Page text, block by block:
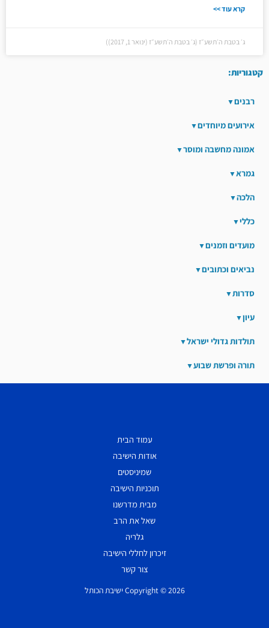
קרא עוד >>
ג׳ בטבת ה׳תשע״ז (ג׳ בטבת ה׳תשע״ז (ינואר 1, 2017))
קטגוריות:
רבנים
אירועים מיוחדים
אמונה מחשבה ומוסר
גמרא
הלכה
כללי
מועדים וזמנים
נביאים וכתובים
סדרות
עיון
תולדות גדולי ישראל
תורה ופרשת שבוע
עמוד הבית
אודות הישיבה
שמיניסטים
תוכניות הישיבה
מבית מדרשנו
שאל את הרב
גלריה
זיכרון לחללי הישיבה
צור קשר
Copyright © 2026 ישיבת הכותל